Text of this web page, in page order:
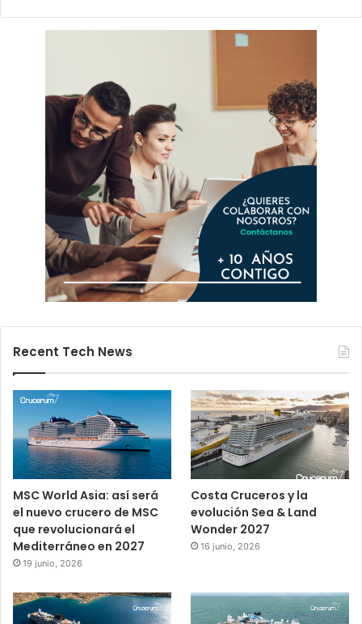
Recent Tech News
MSC World Asia: así será
el nuevo crucero de MSC
que revolucionará el
Mediterráneo en 2027
19 junio, 2026
Costa Cruceros y la
evolución Sea & Land
Wonder 2027
16 junio, 2026